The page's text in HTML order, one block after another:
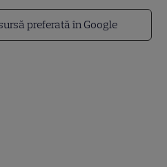
preferată în Google